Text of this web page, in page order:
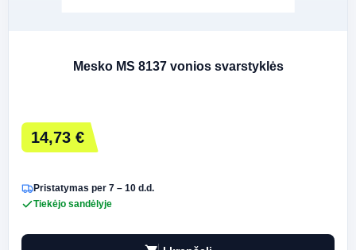
Mesko MS 8137 vonios svarstyklės
14,73 €
Pristatymas per 7 – 10 d.d.
Tiekėjo sandėlyje